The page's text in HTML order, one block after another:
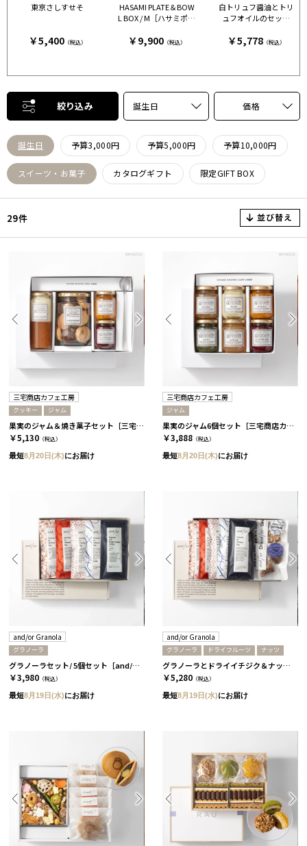
東京さしすせそ
￥5,400（税込）
HASAMI PLATE＆BOW
L BOX / M［ハサミポー
ミポーセリン］
￥9,900（税込）
白トリュフ醤油とトリ
ュフオイルのセット
AN］
￥5,778（税込）
絞り込み 誕生日 価格
誕生日 予算3,000円 予算5,000円 予算10,000円
スイーツ・お菓子 カタログギフト 限定GIFT BOX
29件 並び替え
三宅商店カフェ工房
クッキー ジャム
果実のジャム＆焼き菓子セット［三宅商店カフェ工房］
￥5,130 （税込）
最短8月20日(木)にお届け
三宅商店カフェ工房
ジャム
果実のジャム6個セット［三宅商店カフェ工房］
￥3,888 （税込）
最短8月20日(木)にお届け
and/or Granola
グラノーラ
グラノーラセット/ 5個セット［and/or Granola］
￥3,980 （税込）
最短8月19日(水)にお届け
and/or Granola
グラノーラ ドライフルーツ ナッツ
グラノーラとドライイチジク＆ナッツセット/ 5個セット［and/or Granola］
￥5,280 （税込）
最短8月19日(水)にお届け